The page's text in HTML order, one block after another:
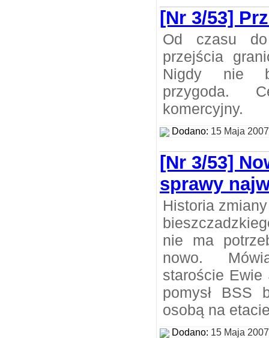
[Nr 3/53]
Od czasu
przejścia
Nigdy nie
przygoda.
komercyjny.
Dodano: 15 Maja 2007
[Nr 3/53]
sprawy
Historia
nie ma
nowo.
staroście Ewie
pomysł BSS
osobą na
Dodano: 15 Maja 2007